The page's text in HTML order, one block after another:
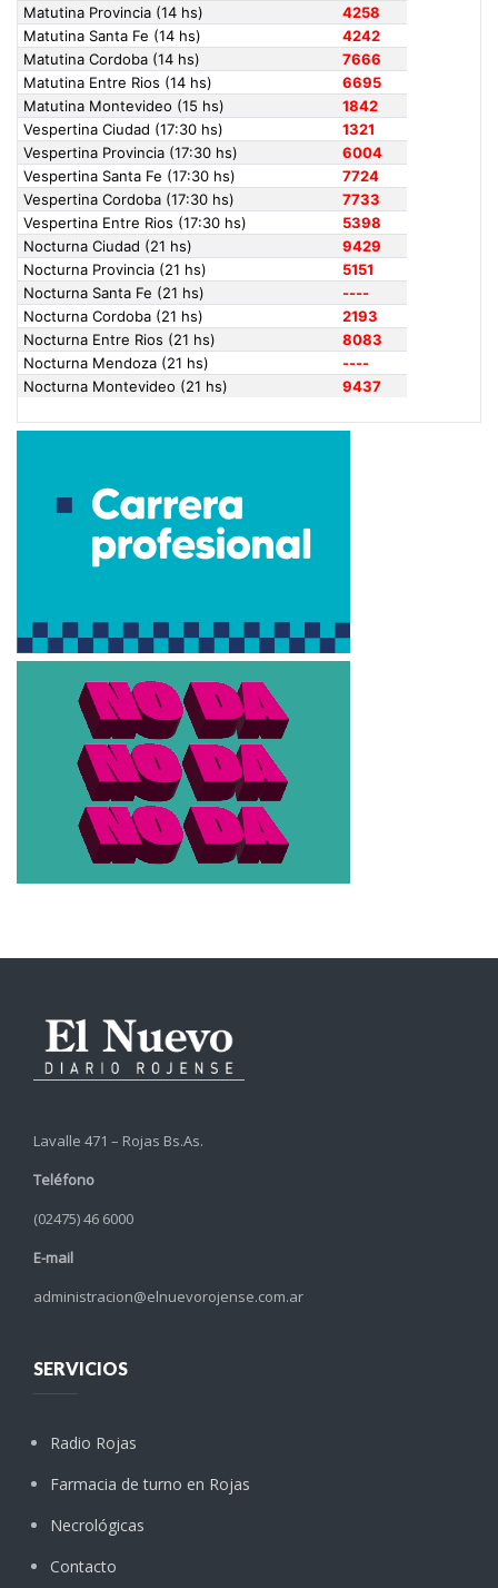
Lavalle 471 – Rojas Bs.As.
Teléfono
(02475) 46 6000
E-mail
administracion@elnuevorojense.com.ar
SERVICIOS
Radio Rojas
Farmacia de turno en Rojas
Necrológicas
Contacto